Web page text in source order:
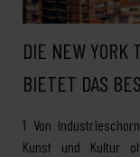
DIE NEW YORK
BIETET DAS
1 Von
Kunst und Kultur